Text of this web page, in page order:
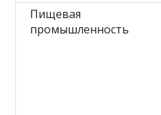
Пищевая
промышленность